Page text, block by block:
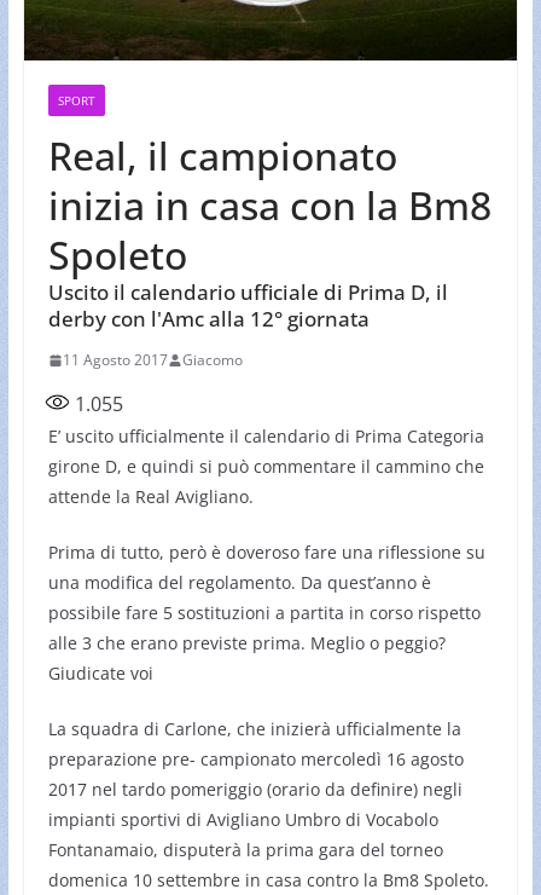
SPORT
Real, il campionato
inizia in casa con la Bm8
Spoleto
Uscito il calendario ufficiale di Prima D, il
derby con l'Amc alla 12° giornata
11 Agosto 2017 Giacomo
1.055
E’ uscito ufficialmente il calendario di Prima Categoria
girone D, e quindi si può commentare il cammino che
attende la Real Avigliano.
Prima di tutto, però è doveroso fare una riflessione su
una modifica del regolamento. Da quest’anno è
possibile fare 5 sostituzioni a partita in corso rispetto
alle 3 che erano previste prima. Meglio o peggio?
Giudicate voi
La squadra di Carlone, che inizierà ufficialmente la
preparazione pre- campionato mercoledì 16 agosto
2017 nel tardo pomeriggio (orario da definire) negli
impianti sportivi di Avigliano Umbro di Vocabolo
Fontanamaio, disputerà la prima gara del torneo
domenica 10 settembre in casa contro la Bm8 Spoleto.